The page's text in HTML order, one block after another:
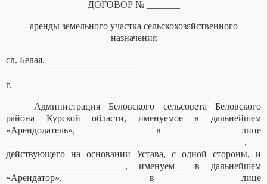
ДОГОВОР № _______
аренды земельного участка сельскохозяйственного
назначения
сл. Белая. ___________________
г.
Администрация Беловского сельсовета Беловского
района Курской области, именуемое в дальнейшем
«Арендодатель», в лице
__________________________________________________,
действующего на основании Устава, с одной стороны, и
_________________________, именуем__ в дальнейшем
«Арендатор», в лице